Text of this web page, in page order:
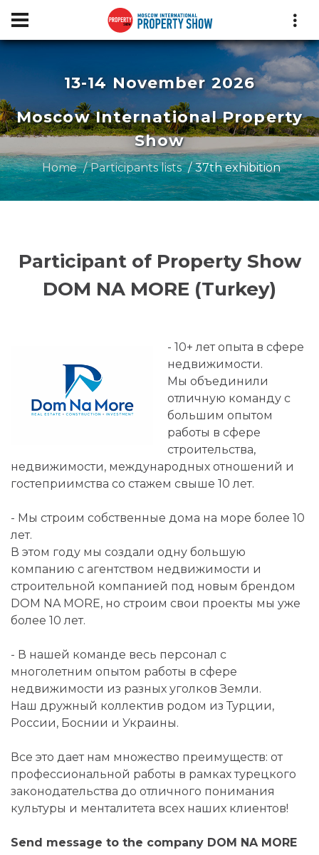
13-14 November 2026
Moscow International Property
Show
Home Participants lists 37th exhibition
Participant of Property Show
DOM NA MORE (Turkey)
- 10+ лет опыта в сфере
недвижимости.
Мы объединили
отличную команду с
большим опытом
работы в сфере
строительства,
недвижимости, международных отношений и
гостеприимства со стажем свыше 10 лет.
- Мы строим собственные дома на море более 10
лет.
В этом году мы создали одну большую
компанию с агентством недвижимости и
строительной компанией под новым брендом
DOM NA MORE, но строим свои проекты мы уже
более 10 лет.
- В нашей команде весь персонал с
многолетним опытом работы в сфере
недвижимости из разных уголков Земли.
Наш дружный коллектив родом из Турции,
России, Боснии и Украины.
Все это дает нам множество преимуществ: от
профессиональной работы в рамках турецкого
законодательства до отличного понимания
культуры и менталитета всех наших клиентов!
Send message to the company DOM NA MORE